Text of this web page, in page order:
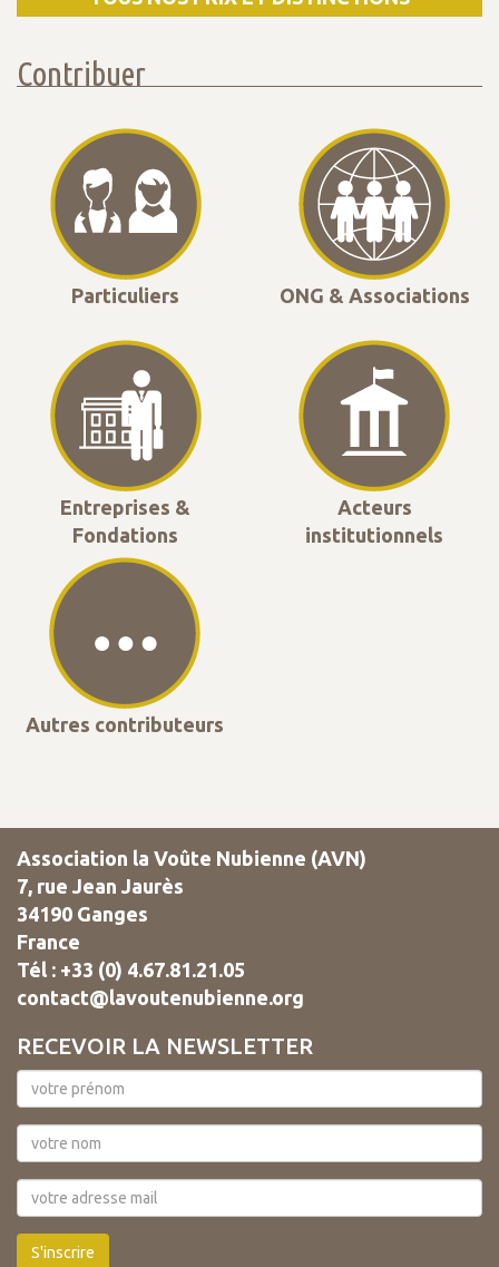
Contribuer
Particuliers ONG & Associations
Entreprises &
Fondations
Acteurs
institutionnels
Autres contributeurs
Association la Voûte Nubienne (AVN)
7, rue Jean Jaurès
34190 Ganges
France
Tél : +33 (0) 4.67.81.21.05
contact@lavoutenubienne.org
RECEVOIR LA NEWSLETTER
S'inscrire